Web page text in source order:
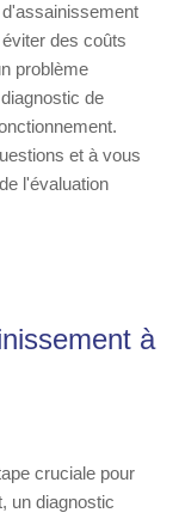
des coûts
problème
de
et à vous
l'évaluation
à
cruciale pour
un diagnostic